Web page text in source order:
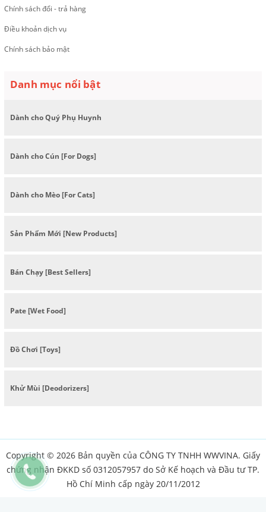
Chính sách đổi - trả hàng
Điều khoản dịch vụ
Chính sách bảo mật
Danh mục nổi bật
Dành cho Quý Phụ Huynh
Dành cho Cún [For Dogs]
Dành cho Mèo [For Cats]
Sản Phẩm Mới [New Products]
Bán Chạy [Best Sellers]
Pate [Wet Food]
Đồ Chơi [Toys]
Khử Mùi [Deodorizers]
Copyright © 2026 Bản quyền của CÔNG TY TNHH WWVINA. Giấy
chứng nhận ĐKKD số 0312057957 do Sở Kế hoạch và Đầu tư TP.
Hồ Chí Minh cấp ngày 20/11/2012